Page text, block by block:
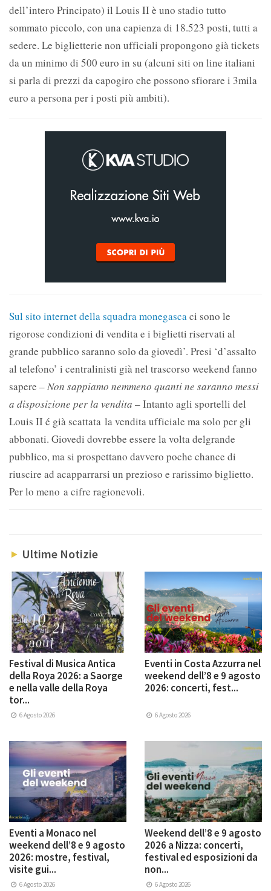
dell’intero Principato) il Louis II è uno stadio tutto
sommato piccolo, con una capienza di 18.523 posti, tutti a
sedere. Le biglietterie non ufficiali propongono già tickets
da un minimo di 500 euro in su (alcuni siti on line italiani
si parla di prezzi da capogiro che possono sfiorare i 3mila
euro a persona per i posti più ambiti).
Sul sito internet della squadra monegasca ci sono le
rigorose condizioni di vendita e i biglietti riservati al
grande pubblico saranno solo da giovedì’. Presi ‘d’assalto
al telefono’ i centralinisti già nel trascorso weekend fanno
sapere – Non sappiamo nemmeno quanti ne saranno messi
a disposizione per la vendita – Intanto agli sportelli del
Louis II é già scattata la vendita ufficiale ma solo per gli
abbonati. Giovedi dovrebbe essere la volta delgrande
pubblico, ma si prospettano davvero poche chance di
riuscire ad acapparrarsi un prezioso e rarissimo biglietto.
Per lo meno a cifre ragionevoli.
Ultime Notizie
Festival di Musica Antica
della Roya 2026: a Saorge
e nella valle della Roya
tor...
6 Agosto 2026
Eventi in Costa Azzurra nel
weekend dell’8 e 9 agosto
2026: concerti, fest...
6 Agosto 2026
Eventi a Monaco nel
weekend dell’8 e 9 agosto
2026: mostre, festival,
visite gui...
6 Agosto 2026
Weekend dell’8 e 9 agosto
2026 a Nizza: concerti,
festival ed esposizioni da
non...
6 Agosto 2026